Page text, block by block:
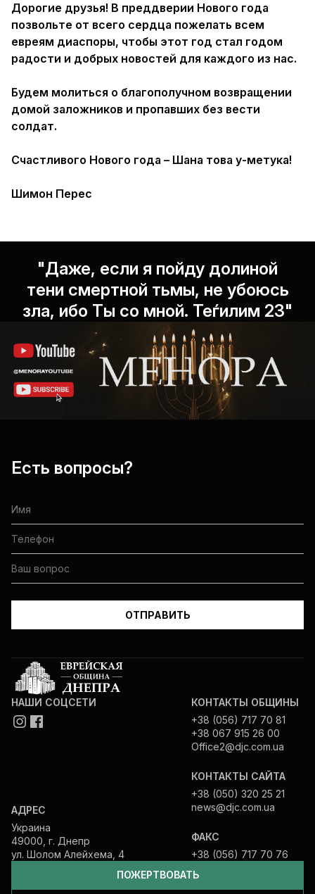
Дорогие друзья! В преддверии Нового года
позвольте от всего сердца пожелать всем
евреям диаспоры, чтобы этот год стал годом
радости и добрых новостей для каждого из нас.
Будем молиться о благополучном возвращении
домой заложников и пропавших без вести
солдат.
Счастливого Нового года – Шана това у-метука!
Шимон Перес
"Даже, если я пойду долиной
тени смертной тьмы, не убоюсь
зла, ибо Ты со мной. Теѓилим 23"
Есть вопросы?
ПОЖЕРТВОВАТЬ
НАШИ СОЦСЕТИ
АДРЕС
Украина
49000, г. Днепр
ул. Шолом Алейхема, 4
КОНТАКТЫ ОБЩИНЫ
+38 (056) 717 70 81
+38 067 915 26 00
Office2@djc.com.ua
КОНТАКТЫ САЙТА
+38 (050) 320 25 21
news@djc.com.ua
ФАКС
+38 (056) 717 70 76